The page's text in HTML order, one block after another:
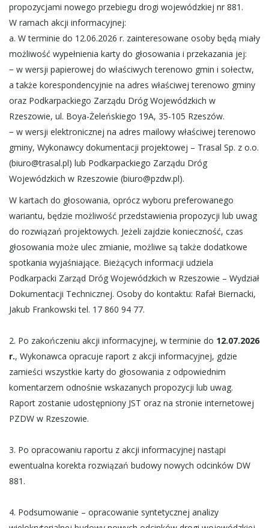
propozycjami nowego przebiegu drogi wojewódzkiej nr 881.
W ramach akcji informacyjnej:
a. W terminie do 12.06.2026 r. zainteresowane osoby będą miały
możliwość wypełnienia karty do głosowania i przekazania jej:
− w wersji papierowej do właściwych terenowo gmin i sołectw,
a także korespondencyjnie na adres właściwej terenowo gminy
oraz Podkarpackiego Zarządu Dróg Wojewódzkich w
Rzeszowie, ul. Boya-Żeleńskiego 19A, 35-105 Rzeszów.
− w wersji elektronicznej na adres mailowy właściwej terenowo
gminy, Wykonawcy dokumentacji projektowej – Trasal Sp. z o.o.
(biuro@trasal.pl) lub Podkarpackiego Zarządu Dróg
Wojewódzkich w Rzeszowie (biuro@pzdw.pl).
W kartach do głosowania, oprócz wyboru preferowanego
wariantu, będzie możliwość przedstawienia propozycji lub uwag
do rozwiązań projektowych. Jeżeli zajdzie konieczność, czas
głosowania może ulec zmianie, możliwe są także dodatkowe
spotkania wyjaśniające. Bieżących informacji udziela
Podkarpacki Zarząd Dróg Wojewódzkich w Rzeszowie – Wydział
Dokumentacji Technicznej. Osoby do kontaktu: Rafał Biernacki,
Jakub Frankowski tel. 17 860 94 77.
2. Po zakończeniu akcji informacyjnej, w terminie do 12.07.2026
r., Wykonawca opracuje raport z akcji informacyjnej, gdzie
zamieści wszystkie karty do głosowania z odpowiednim
komentarzem odnośnie wskazanych propozycji lub uwag.
Raport zostanie udostępniony JST oraz na stronie internetowej
PZDW w Rzeszowie.
3. Po opracowaniu raportu z akcji informacyjnej nastąpi
ewentualna korekta rozwiązań budowy nowych odcinków DW
881.
4. Podsumowanie – opracowanie syntetycznej analizy